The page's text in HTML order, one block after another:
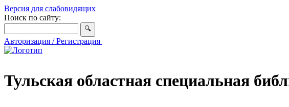
Версия для слабовидящих
Поиск по сайту:
Авторизация / Регистрация
Тульская областная специальная